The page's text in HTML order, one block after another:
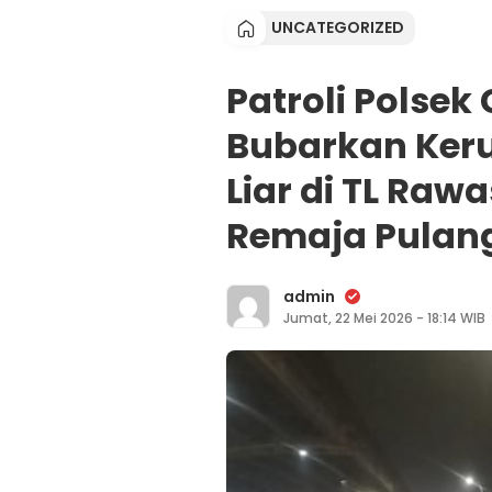
UNCATEGORIZED
Patroli Polsek
Bubarkan
Liar di TL
Remaja
admin
Jumat, 22 Mei 2026 - 18:14 WIB